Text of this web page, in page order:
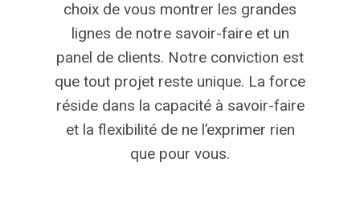
choix de vous montrer les grandes
lignes de notre savoir-faire et un
panel de clients. Notre conviction est
que tout projet reste unique. La force
réside dans la capacité à savoir-faire
et la flexibilité de ne l’exprimer rien
que pour vous.